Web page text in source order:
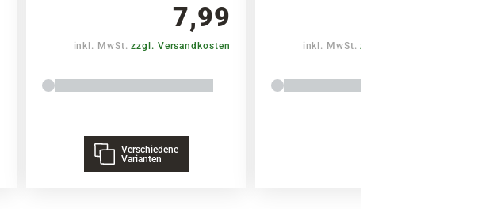
7,99
inkl. MwSt.zzgl. Versandkosten
Verschiedene
Varianten
inkl. MwSt.zzgl. Versandkosten